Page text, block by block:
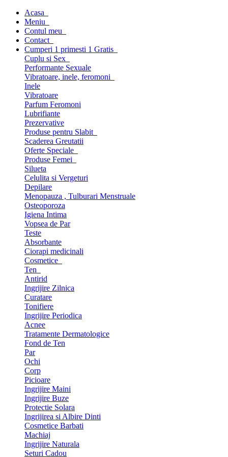
Acasa
Meniu
Contul meu
Contact
Cumperi 1 primesti 1 Gratis
Cuplu si Sex
Performante Sexuale
Vibratoare, inele, feromoni
Inele
Vibratoare
Parfum Feromoni
Lubrifiante
Prezervative
Produse pentru Slabit
Scaderea Greutatii
Oferte Speciale
Produse Femei
Silueta
Celulita si Vergeturi
Depilare
Menopauza , Tulburari Menstruale
Osteoporoza
Igiena Intima
Vopsea de Par
Teste
Absorbante
Ciorapi medicinali
Cosmetice
Ten
Antirid
Ingrijire Zilnica
Curatare
Tonifiere
Ingrijire Periodica
Acnee
Tratamente Dermatologice
Fond de Ten
Par
Ochi
Corp
Picioare
Ingrijire Maini
Ingrijire Buze
Protectie Solara
Ingrijirea si Albire Dinti
Cosmetice Barbati
Machiaj
Ingrijire Naturala
Seturi Cadou